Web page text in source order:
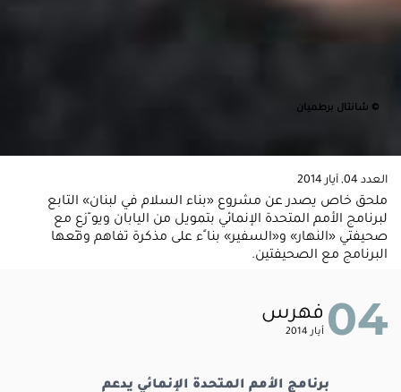
© شانتال برطميان
العدد 04, أيار 2014
ملحق خاص يصدر عن مشروع «بناء السلام في لبنان» التابع
لبرنامج الأمم المتحدة الإنمائي بتمويل من اليابان ويو ّزع مع
صحيفتي «النهار» و«السفير» بنا ًء على مذكرة تفاهم وقّعها
البرنامج مع الصحيفتين.
04 فهرس
أيار 2014
برنامج الأمم المتحدة الإنمائي يدعم